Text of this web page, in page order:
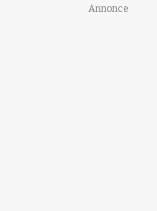
Annonce